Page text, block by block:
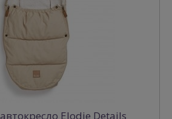
Elodie Details